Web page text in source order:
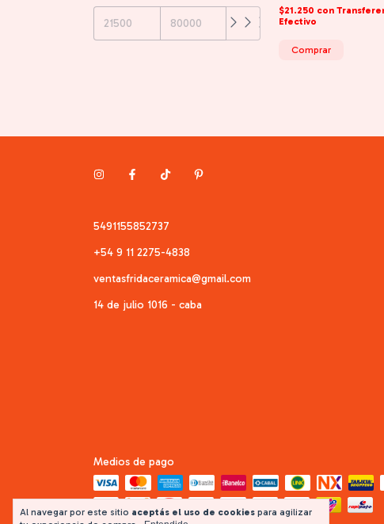
Al navegar por este sitio aceptás el uso de cookies para agilizar
$21.250 con
Efectivo
Comprar
5491155852737
+54 9 11 2275-4838
ventasfridaceramica@gmail.com
14 de julio 1016 - caba
Medios de pago